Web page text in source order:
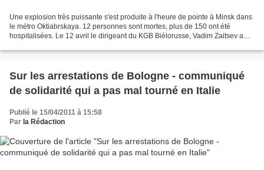
Une explosion très puissante s'est produite à l'heure de pointe à Minsk dans
le métro Oktiabrskaya. 12 personnes sont mortes, plus de 150 ont été
hospitalisées. Le 12 avril le dirigeant du KGB Biélorusse, Vadim Zaitsev a
Sur les arrestations de Bologne - communiqué
de solidarité qui a pas mal tourné en Italie
Publié le 15/04/2011 à 15:58
Par la Rédaction